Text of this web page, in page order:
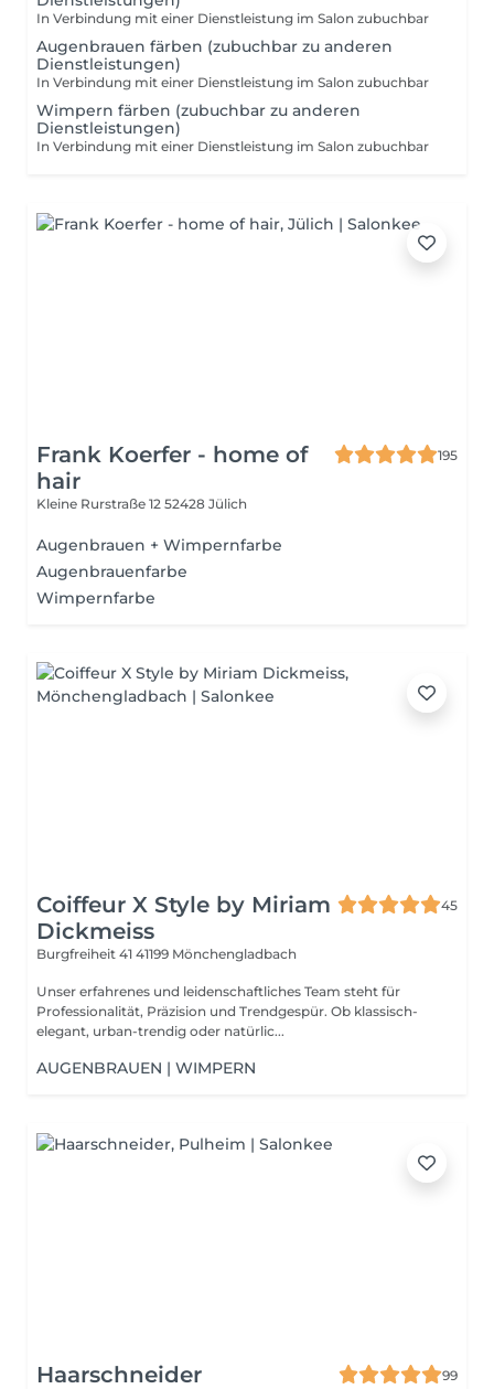
In Verbindung mit einer Dienstleistung im Salon zubuchbar
Augenbrauen färben (zubuchbar zu anderen
Dienstleistungen)
In Verbindung mit einer Dienstleistung im Salon zubuchbar
Wimpern färben (zubuchbar zu anderen
Dienstleistungen)
In Verbindung mit einer Dienstleistung im Salon zubuchbar
Frank Koerfer - home of
hair
195
Kleine Rurstraße 12 52428 Jülich
Augenbrauen + Wimpernfarbe
Augenbrauenfarbe
Wimpernfarbe
Coiffeur X Style by Miriam
Dickmeiss
45
Burgfreiheit 41 41199 Mönchengladbach
Unser erfahrenes und leidenschaftliches Team steht für
Professionalität, Präzision und Trendgespür. Ob klassisch-
elegant, urban-trendig oder natürlic...
AUGENBRAUEN | WIMPERN
Haarschneider
99